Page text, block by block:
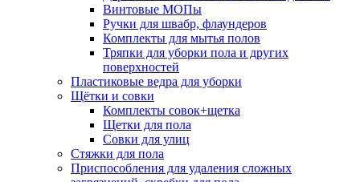
Винтовые МОПы
Ручки для швабр, флаундеров
Комплекты для мытья полов
Тряпки для уборки пола и других
поверхностей
Пластиковые ведра для уборки
Щётки и совки
Комплекты совок+щетка
Щетки для пола
Совки для улиц
Стяжки для пола
Приспособления для удаления сложных